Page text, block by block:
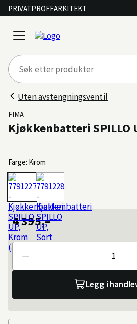
PRIVATPROFFARKITEKT
open
menu
Uten avstengningsventil
FIMA
Kjøkkenbatteri SPILLO
Farge: Krom
4 395,–
Antall
Legg i